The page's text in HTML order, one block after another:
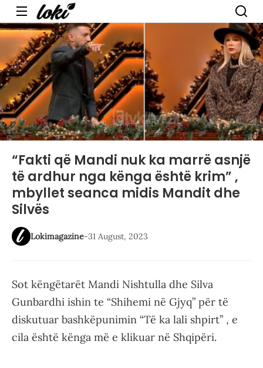
Menu
“Fakti që Mandi nuk ka marrë asnjë
të ardhur nga kënga është krim” ,
mbyllet seanca midis Mandit dhe
Silvës
Lokimagazine-31 August, 2023
Sot këngëtarët Mandi Nishtulla dhe Silva
Gunbardhi ishin te “Shihemi në Gjyq” për të
diskutuar bashkëpunimin “Të ka lali shpirt” , e
cila është kënga më e klikuar në Shqipëri.